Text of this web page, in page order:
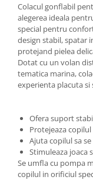
Colacul gonflabil
alegerea ideala
special pentru
design stabil, spatar
protejand pielea
Dotat cu un volan
tematica marina,
experienta placuta si
Ofera suport
Protejeaza
Ajuta copilul sa
Stimuleaza joaca
Se umfla cu pompa
copilul in orificiul